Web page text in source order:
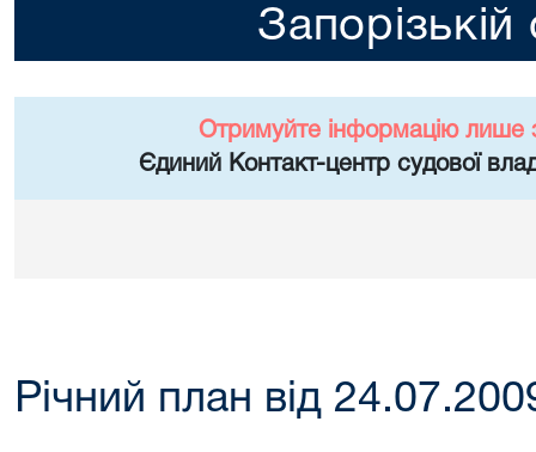
Запорізькій
Отримуйте інформацію лише
Єдиний Контакт-центр судової
Річний план від